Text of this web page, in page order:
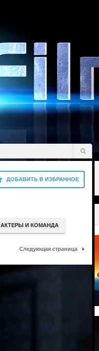
ДОБАВИТЬ В ИЗБРАННОЕ
АКТЕРЫ И КОМАНДА
Следующая страница